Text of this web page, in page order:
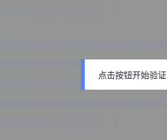
点击按钮开始验证